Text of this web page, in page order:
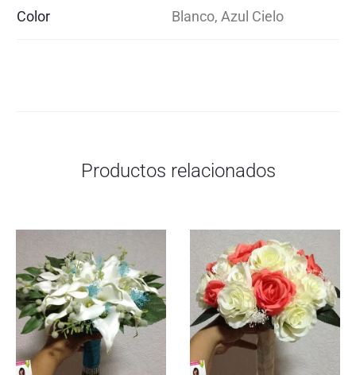
Color Blanco, Azul Cielo
Productos relacionados